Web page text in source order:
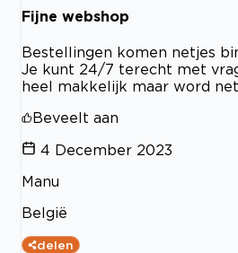
Fijne webshop
Bestellingen komen netjes
Je kunt 24/7 terecht met
heel makkelijk maar word
Beveelt aan
4 December 2023
Manu
België
delen